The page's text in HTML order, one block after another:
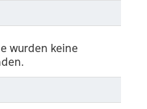
wurden keine